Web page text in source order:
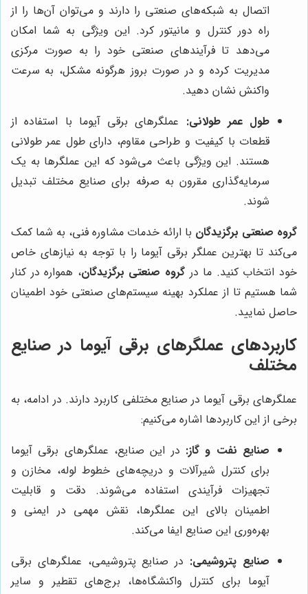
اتصال به شبکه‌های صنعتی را دارند و می‌توان آن‌ها را از
راه دور کنترل و مانیتور کرد. این ویژگی به شما امکان
می‌دهد تا فرآیندهای صنعتی خود را به صورت مرکزی
مدیریت کرده و در صورت بروز هرگونه مشکل، به سرعت
واکنش نشان دهید.
طول عمر طولانی: عملگرهای برقی آیوما با استفاده از
قطعات با کیفیت و طراحی مقاوم، دارای طول عمر طولانی
هستند. این ویژگی باعث می‌شود که این عملگرها به یک
سرمایه‌گذاری مقرون به صرفه برای صنایع مختلف تبدیل
شوند.
گروه صنعتی برگزیدگان با ارائه خدمات مشاوره فنی، به شما کمک
می‌کند تا بهترین عملگر برقی آیوما را با توجه به نیازهای خاص
خود انتخاب کنید. ما در گروه صنعتی برگزیدگان، همواره در کنار
شما هستیم تا از عملکرد بهینه سیستم‌های صنعتی خود اطمینان
حاصل نمایید.
کاربردهای عملگرهای برقی آیوما در صنایع
مختلف
عملگرهای برقی آیوما در صنایع مختلفی کاربرد دارند. در ادامه، به
برخی از این کاربردها اشاره می‌کنیم:
صنایع نفت و گاز: در این صنایع، عملگرهای برقی آیوما
برای کنترل شیرآلات و دریچه‌های خطوط لوله، مخازن و
تجهیزات فرآیندی استفاده می‌شوند. دقت و قابلیت
اطمینان بالای این عملگرها، نقش مهمی در ایمنی و
بهره‌وری این صنایع ایفا می‌کند.
صنایع پتروشیمی: در صنایع پتروشیمی، عملگرهای برقی
آیوما برای کنترل واکنشگاه‌ها، برج‌های تقطیر و سایر